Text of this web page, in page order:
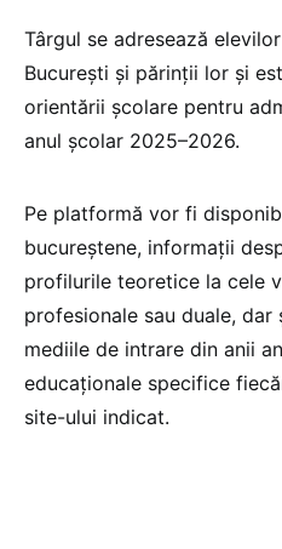
Târgul se adresează
București și părinții lor și
orientării școlare pentru
anul școlar 2025–2026.
Pe platformă vor fi
bucureștene, informații
profilurile teoretice la cele
profesionale sau duale,
mediile de intrare din anii
educaționale specifice
site-ului indicat.